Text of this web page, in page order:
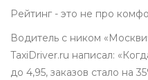
Рейтинг - это не про
Водитель с ником
TaxiDriver.ru написал:
до 4,95, заказов стало на